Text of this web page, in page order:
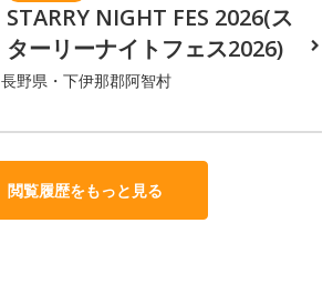
STARRY NIGHT FES 2026(ス
ターリーナイトフェス2026)
長野県・下伊那郡阿智村
閲覧履歴をもっと見る